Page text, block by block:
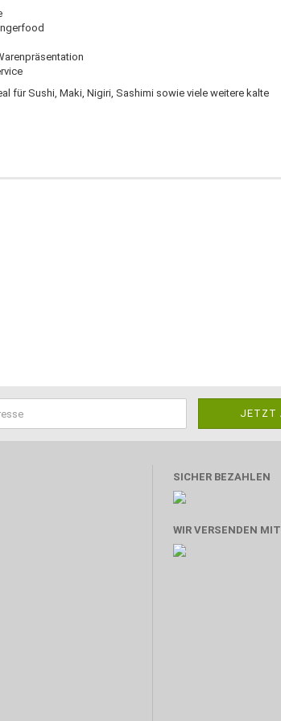
für Sushi, Maki, Nigiri, Sashimi sowie viele weitere kalte
SICHER BEZAHLEN
WIR VERSENDEN MIT